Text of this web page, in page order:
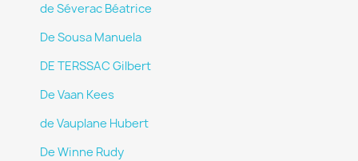
de Séverac Béatrice
De Sousa Manuela
DE TERSSAC Gilbert
De Vaan Kees
de Vauplane Hubert
De Winne Rudy